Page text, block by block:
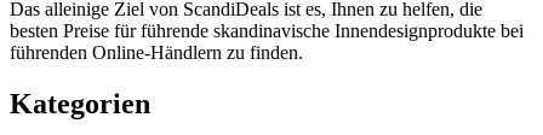
Das alleinige Ziel von ScandiDeals ist es, Ihnen zu helfen, die
besten Preise für führende skandinavische Innendesignprodukte bei
führenden Online-Händlern zu finden.
Kategorien